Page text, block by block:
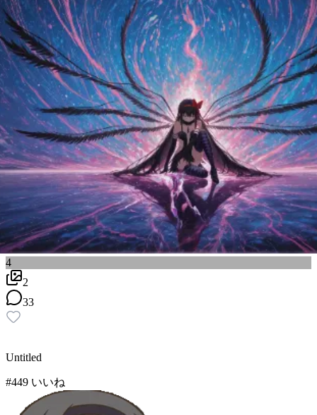
4
2
33
Untitled
#449 いいね